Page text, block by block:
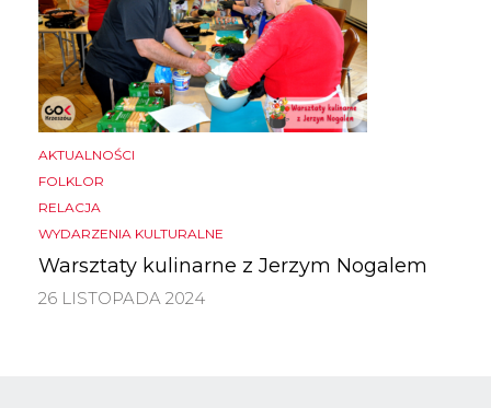
AKTUALNOŚCI
FOLKLOR
RELACJA
WYDARZENIA KULTURALNE
Warsztaty kulinarne z Jerzym Nogalem
26 LISTOPADA 2024